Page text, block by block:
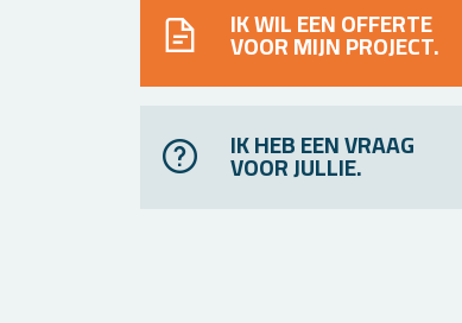
IK WIL EEN OFFERTE
VOOR MIJN PROJECT.
IK HEB EEN VRAAG
VOOR JULLIE.